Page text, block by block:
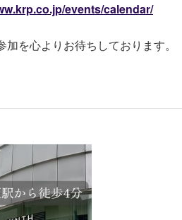
events/calendar/
加を心よりお待ちしております。